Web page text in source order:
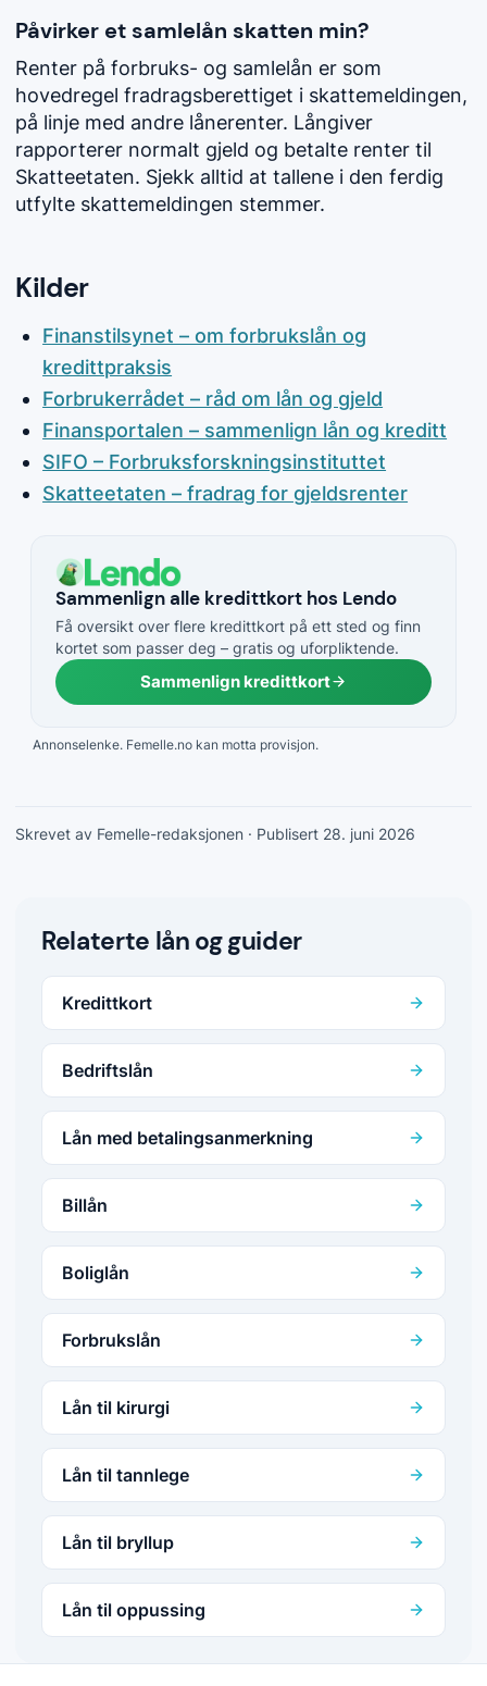
Påvirker et samlelån skatten min?
Renter på forbruks- og samlelån er som
hovedregel fradragsberettiget i skattemeldingen,
på linje med andre lånerenter. Långiver
rapporterer normalt gjeld og betalte renter til
Skatteetaten. Sjekk alltid at tallene i den ferdig
utfylte skattemeldingen stemmer.
Kilder
Finanstilsynet – om forbrukslån og
kredittpraksis
Forbrukerrådet – råd om lån og gjeld
Finansportalen – sammenlign lån og kreditt
SIFO – Forbruksforskningsinstituttet
Skatteetaten – fradrag for gjeldsrenter
Sammenlign alle kredittkort hos Lendo
Få oversikt over flere kredittkort på ett sted og finn
kortet som passer deg – gratis og uforpliktende.
Sammenlign kredittkort
Annonselenke. Femelle.no kan motta provisjon.
Skrevet av Femelle-redaksjonen · Publisert 28. juni 2026
Relaterte lån og guider
Kredittkort
Bedriftslån
Lån med betalingsanmerkning
Billån
Boliglån
Forbrukslån
Lån til kirurgi
Lån til tannlege
Lån til bryllup
Lån til oppussing